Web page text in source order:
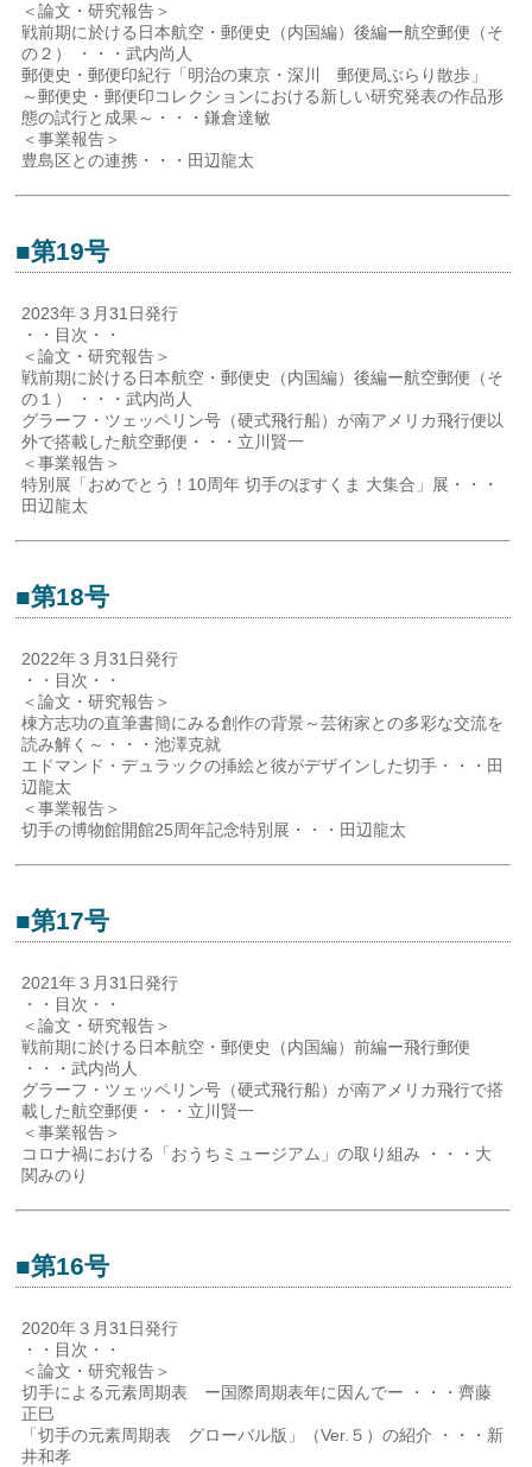
＜論文・研究報告＞
戦前期に於ける日本航空・郵便史（内国編）後編ー航空郵便（そ
の２） ・・・武内尚人
郵便史・郵便印紀行「明治の東京・深川 郵便局ぶらり散歩」
～郵便史・郵便印コレクションにおける新しい研究発表の作品形
態の試行と成果～・・・鎌倉達敏
＜事業報告＞
豊島区との連携・・・田辺龍太
■第19号
2023年３月31日発行
・・目次・・
＜論文・研究報告＞
戦前期に於ける日本航空・郵便史（内国編）後編ー航空郵便（そ
の１） ・・・武内尚人
グラーフ・ツェッペリン号（硬式飛行船）が南アメリカ飛行便以
外で搭載した航空郵便・・・立川賢一
＜事業報告＞
特別展「おめでとう！10周年 切手のぽすくま 大集合」展・・・
田辺龍太
■第18号
2022年３月31日発行
・・目次・・
＜論文・研究報告＞
棟方志功の直筆書簡にみる創作の背景～芸術家との多彩な交流を
読み解く～・・・池澤克就
エドマンド・デュラックの挿絵と彼がデザインした切手・・・田
辺龍太
＜事業報告＞
切手の博物館開館25周年記念特別展・・・田辺龍太
■第17号
2021年３月31日発行
・・目次・・
＜論文・研究報告＞
戦前期に於ける日本航空・郵便史（内国編）前編ー飛行郵便
・・・武内尚人
グラーフ・ツェッペリン号（硬式飛行船）が南アメリカ飛行で搭
載した航空郵便・・・立川賢一
＜事業報告＞
コロナ禍における「おうちミュージアム」の取り組み ・・・大
関みのり
■第16号
2020年３月31日発行
・・目次・・
＜論文・研究報告＞
切手による元素周期表 ー国際周期表年に因んでー ・・・齊藤
正巳
「切手の元素周期表 グローバル版」（Ver.５）の紹介 ・・・新
井和孝